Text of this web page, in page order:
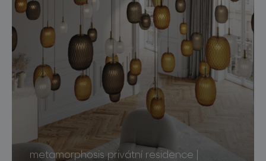
metamorphosis privátní residence |